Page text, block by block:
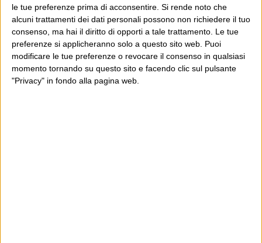
le tue preferenze prima di acconsentire. Si rende noto che
alcuni trattamenti dei dati personali possono non richiedere il tuo
consenso, ma hai il diritto di opporti a tale trattamento. Le tue
preferenze si applicheranno solo a questo sito web. Puoi
modificare le tue preferenze o revocare il consenso in qualsiasi
momento tornando su questo sito e facendo clic sul pulsante
"Privacy" in fondo alla pagina web.